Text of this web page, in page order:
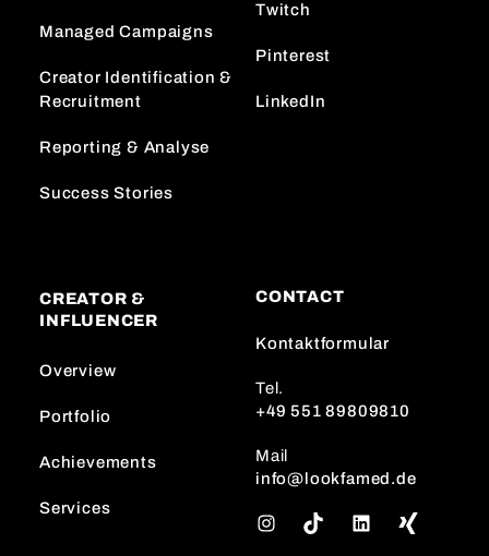
Managed Campaigns
Creator Identification &
Recruitment
Reporting & Analyse
Success Stories
Twitch
Pinterest
LinkedIn
CREATOR &
INFLUENCER
Overview
Portfolio
Achievements
Services
CONTACT
Kontaktformular
Tel.
+49 551 89809810
Mail
info@lookfamed.de